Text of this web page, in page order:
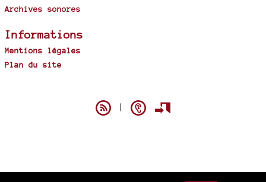
Archives sonores
Informations
Mentions légales
Plan du site
|